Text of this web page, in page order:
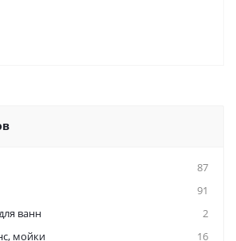
87
91
ванн
2
мойки
16